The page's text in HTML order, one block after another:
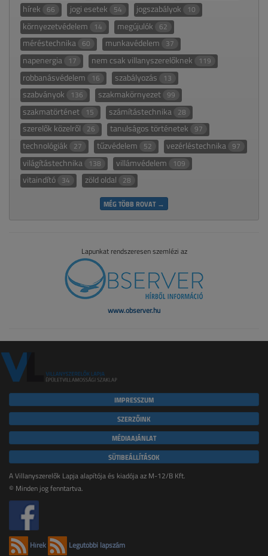
hírek 66 jogi esetek 54 jogszabályok 10
környezetvédelem 14 megújulók 62
méréstechnika 60 munkavédelem 37
napenergia 17 nem csak villanyszerelőknek 119
robbanásvédelem 16 szabályozás 13
szabványok 136 szakmakörnyezet 99
szakmatörténet 15 számítástechnika 28
szerelők közelről 26 tanulságos történetek 97
technológiák 27 tűzvédelem 52 vezérléstechnika 97
világítástechnika 138 villámvédelem 109
vitaindító 34 zöld oldal 28
MÉG TÖBB ROVAT →
Lapunkat rendszeresen szemlézi az
www.observer.hu
IMPRESSZUM
SZERZŐINK
MÉDIAAJÁNLAT
SÜTIBEÁLLÍTÁSOK
A Villanyszerelők Lapja alapítója és kiadója az M-12/B Kft.
© Minden jog fenntartva.
Hírek Legutóbbi lapszám